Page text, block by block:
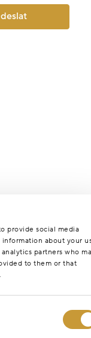
provide social media
information about your
partners who
to them or that